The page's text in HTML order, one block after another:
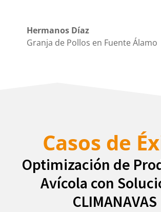
Hermanos Díaz
Granja de Pollos en Fuente Álamo
Casos de
Optimización de
Avícola con
CLIMANAVAS